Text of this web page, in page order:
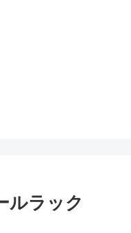
ルラック